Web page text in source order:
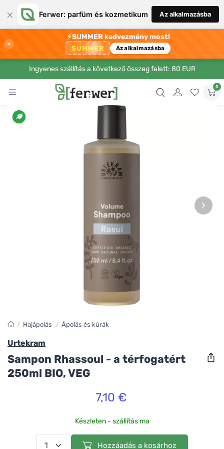
× Ferwer: parfüm és kozmetikum Az alkalmazásba
×
⚡SUMMER kedvezmény most!
SUMMER Az alkalmazásba
Ingyenes szállítás a következő összeg felett: 80 EUR
0
›
/ Hajápolás / Ápolás és kúrák
Urtekram
Sampon Rhassoul - a térfogatért
250ml BIO, VEG
7,10 €
Készleten - szállítás ma
Hozzáadás a kosárhoz